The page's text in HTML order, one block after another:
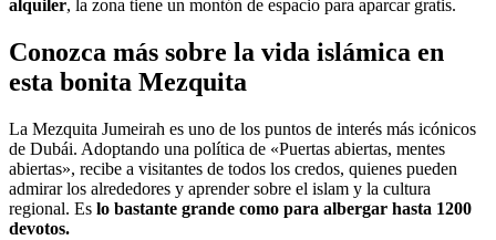
alquiler, la zona tiene un montón de espacio para aparcar gratis.
Conozca más sobre la vida islámica en
esta bonita Mezquita
La Mezquita Jumeirah es uno de los puntos de interés más icónicos
de Dubái. Adoptando una política de «Puertas abiertas, mentes
abiertas», recibe a visitantes de todos los credos, quienes pueden
admirar los alrededores y aprender sobre el islam y la cultura
regional. Es lo bastante grande como para albergar hasta 1200
devotos.